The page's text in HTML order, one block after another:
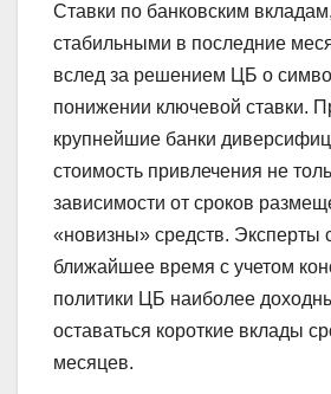
Ставки по банковским
стабильными в последние
вслед за решением ЦБ о
понижении ключевой ставки.
крупнейшие банки
стоимость привлечения не
зависимости от сроков
«новизны» средств. Эксперты
ближайшее время с учетом
политики ЦБ наиболее
оставаться короткие вклады
месяцев.